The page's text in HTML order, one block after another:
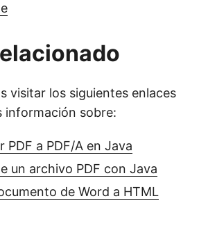
visitar los siguientes enlaces
información sobre:
a PDF/A en Java
un archivo PDF con Java
de Word a HTML